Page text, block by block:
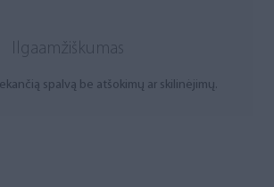
Ilgaamžiškumas
spalvą be atšokimų ar skilinėjimų.